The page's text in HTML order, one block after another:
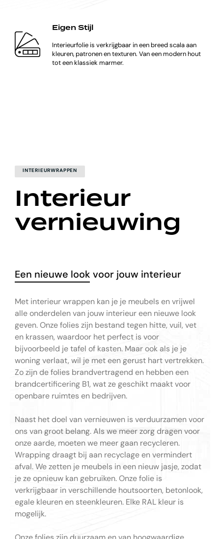
Eigen Stijl
Interieurfolie is verkrijgbaar in een breed scala aan
kleuren, patronen en texturen. Van een modern hout
tot een klassiek marmer.
INTERIEURWRAPPEN
Interieur
vernieuwing
Een nieuwe look voor jouw interieur
Met interieur wrappen kan je je meubels en vrijwel
alle onderdelen van jouw interieur een nieuwe look
geven. Onze folies zijn bestand tegen hitte, vuil, vet
en krassen, waardoor het perfect is voor
bijvoorbeeld je tafel of kasten. Maar ook als je je
woning verlaat, wil je met een gerust hart vertrekken.
Zo zijn de folies brandvertragend en hebben een
brandcertificering B1, wat ze geschikt maakt voor
openbare ruimtes en bedrijven.
Naast het doel van vernieuwen is verduurzamen voor
ons van groot belang. Als we meer zorg dragen voor
onze aarde, moeten we meer gaan recycleren.
Wrapping draagt bij aan recyclage en vermindert
afval. We zetten je meubels in een nieuw jasje, zodat
je ze opnieuw kan gebruiken. Onze folie is
verkrijgbaar in verschillende houtsoorten, betonlook,
egale kleuren en steenkleuren. Elke RAL kleur is
mogelijk.